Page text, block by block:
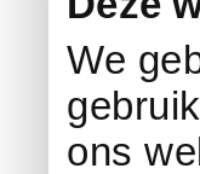
We
ons